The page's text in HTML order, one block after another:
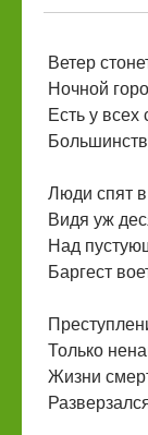
Ветер
Ночной
Есть у всех
Люди спят в
Видя уж
Над
Баргест
Только
Жизни